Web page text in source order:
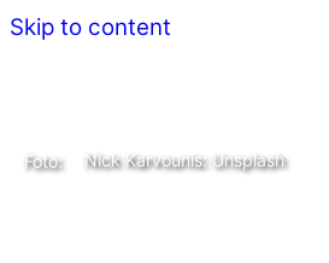
Skip to content
Nick Karvounis: Unsplash
Foto: